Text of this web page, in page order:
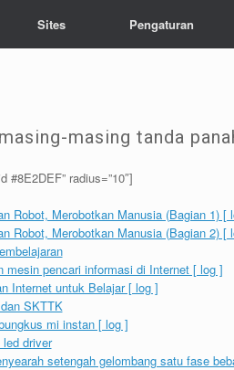
Sites Pengaturan
masing tanda
#8E2DEF” radius=”10″]
Robot, Merobotkan Manusia (Bagian 1) [
Robot, Merobotkan Manusia (Bagian 2) [
mesin pencari informasi di Internet [ log ]
Internet untuk Belajar [ log ]
SKTTK
mi instan [ log ]
driver
setengah gelombang satu fase